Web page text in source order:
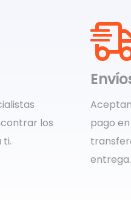
los
pago
entrega.